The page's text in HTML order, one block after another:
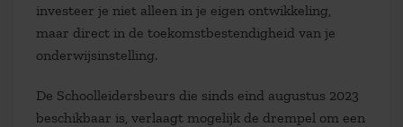
investeer je niet alleen in je eigen ontwikkeling,
maar direct in de toekomstbestendigheid van je
onderwijsinstelling.
De Schoolleidersbeurs die sinds eind augustus 2023
beschikbaar is, verlaagt mogelijk de drempel om een